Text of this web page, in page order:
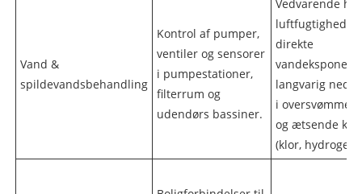
Vand &
spildevandsbehandling
Kontrol af pumper,
ventiler og sensorer
i pumpestationer,
filterrum og
udendørs bassiner.
Vedvarende høj
luftfugtighed,
direkte
langvarig
i
og ætsende
(klor,